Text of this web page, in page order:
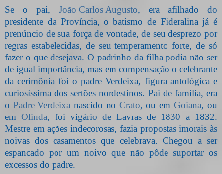
Se o pai, João Carlos Augusto, era afilhado do
presidente da Província, o batismo de Fideralina já é
prenúncio de sua força de vontade, de seu desprezo por
regras estabelecidas, de seu temperamento forte, de só
fazer o que desejava. O padrinho da filha podia não ser
de igual importância, mas em compensação o celebrante
da cerimônia foi o padre Verdeixa, figura antológica e
curiosíssima dos sertões nordestinos. Pai de família, era
o Padre Verdeixa nascido no Crato, ou emGoiana, ou
emOlinda; foi vigário de Lavras de 1830 a 1832.
Mestre em ações indecorosas, fazia propostas imorais às
noivas dos casamentos que celebrava. Chegou a ser
espancado por um noivo que não pôde suportar os
excessos do padre.